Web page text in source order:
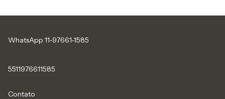
WhatsApp 11-97661-1585
5511976611585
Contato